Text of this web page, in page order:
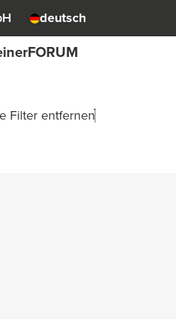
deutsch
Filter entfernen